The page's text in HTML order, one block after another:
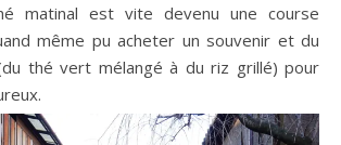
matinal est vite devenu une course
même pu acheter un souvenir et du
thé vert mélangé à du riz grillé) pour